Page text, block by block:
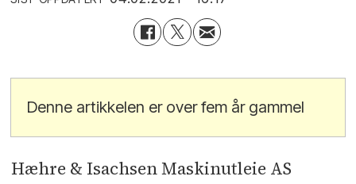
Denne artikkelen er over fem år gammel
Hæhre & Isachsen Maskinutleie AS